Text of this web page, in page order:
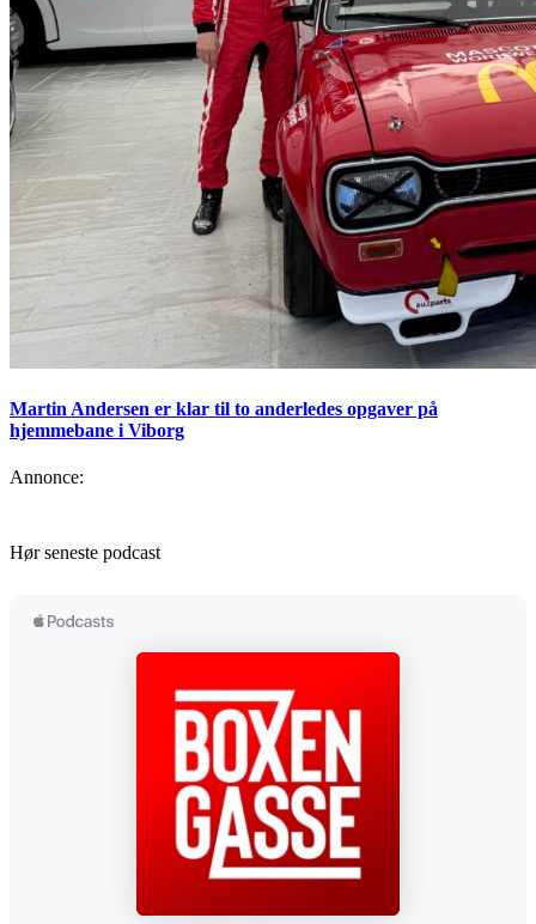
Martin Andersen er klar til to anderledes opgaver på
hjemmebane i Viborg
Annonce:
Hør seneste podcast